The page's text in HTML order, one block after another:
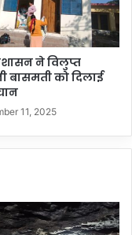
ने विलुप्त
बासमती को दिलाई
11, 2025